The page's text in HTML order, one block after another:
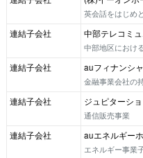
英会話をはじめ
連結子会社
中部テレコミ
中部地区におけ
連結子会社
auフィナンシ
金融事業会社の
連結子会社
ジュピターシ
通信販売事業
連結子会社
auエネルギー
エネルギー事業